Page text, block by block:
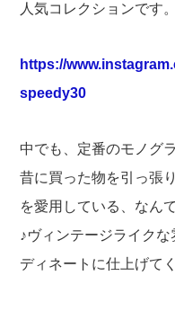
人気コレクションです。
https://
speedy30
中でも、定番のモノグ
昔に買った物を引っ張
を愛用している、なん
♪ヴィンテージライク
ディネートに仕上げて